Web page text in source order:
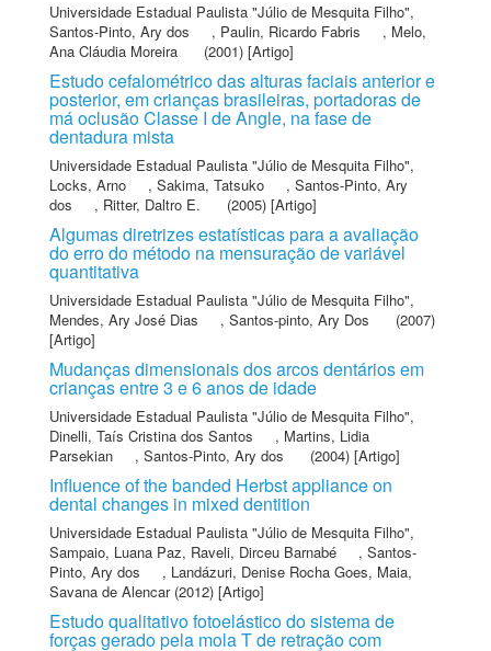
Universidade Estadual Paulista "Júlio de Mesquita Filho",
Santos-Pinto, Ary dos
, Paulin, Ricardo Fabris , Melo,
Ana Cláudia Moreira
(2001) [Artigo]
Estudo cefalométrico das alturas faciais anterior e
posterior, em crianças brasileiras, portadoras de
má oclusão Classe I de Angle, na fase de
dentadura mista
Universidade Estadual Paulista "Júlio de Mesquita Filho",
Locks, Arno
, Sakima, Tatsuko , Santos-Pinto, Ary
dos
, Ritter, Daltro E. (2005) [Artigo]
Algumas diretrizes estatísticas para a avaliação
do erro do método na mensuração de variável
quantitativa
Universidade Estadual Paulista "Júlio de Mesquita Filho",
Mendes, Ary José Dias
, Santos-pinto, Ary Dos
(2007)
[Artigo]
Mudanças dimensionais dos arcos dentários em
crianças entre 3 e 6 anos de idade
Universidade Estadual Paulista "Júlio de Mesquita Filho",
Dinelli, Taís Cristina dos Santos
, Martins, Lidia
Parsekian
, Santos-Pinto, Ary dos (2004) [Artigo]
Influence of the banded Herbst appliance on
dental changes in mixed dentition
Universidade Estadual Paulista "Júlio de Mesquita Filho",
Sampaio, Luana Paz, Raveli, Dirceu Barnabé , Santos-
Pinto, Ary dos
, Landázuri, Denise Rocha Goes, Maia,
Savana de Alencar(2012) [Artigo]
Estudo qualitativo fotoelástico do sistema de
forças gerado pela mola T de retração com